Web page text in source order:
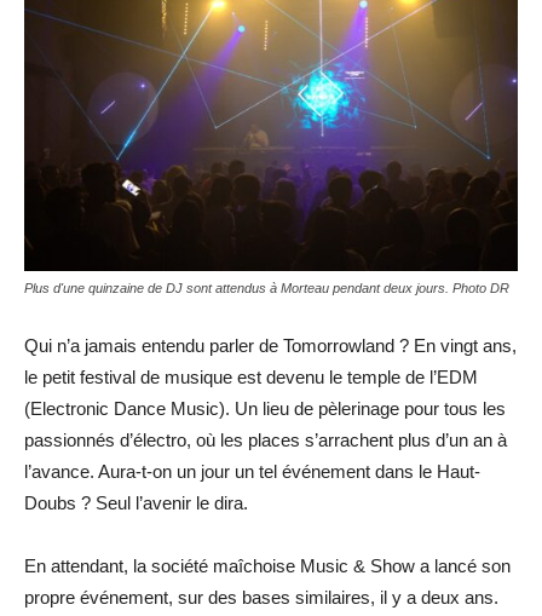
Plus d'une quinzaine de DJ sont attendus à Morteau pendant deux jours. Photo DR
Qui n’a jamais entendu parler de Tomorrowland ? En vingt ans,
le petit festival de musique est devenu le temple de l’EDM
(Electronic Dance Music). Un lieu de pèlerinage pour tous les
passionnés d’électro, où les places s’arrachent plus d’un an à
l’avance. Aura-t-on un jour un tel événement dans le Haut-
Doubs ? Seul l’avenir le dira.
En attendant, la société maîchoise Music & Show a lancé son
propre événement, sur des bases similaires, il y a deux ans.